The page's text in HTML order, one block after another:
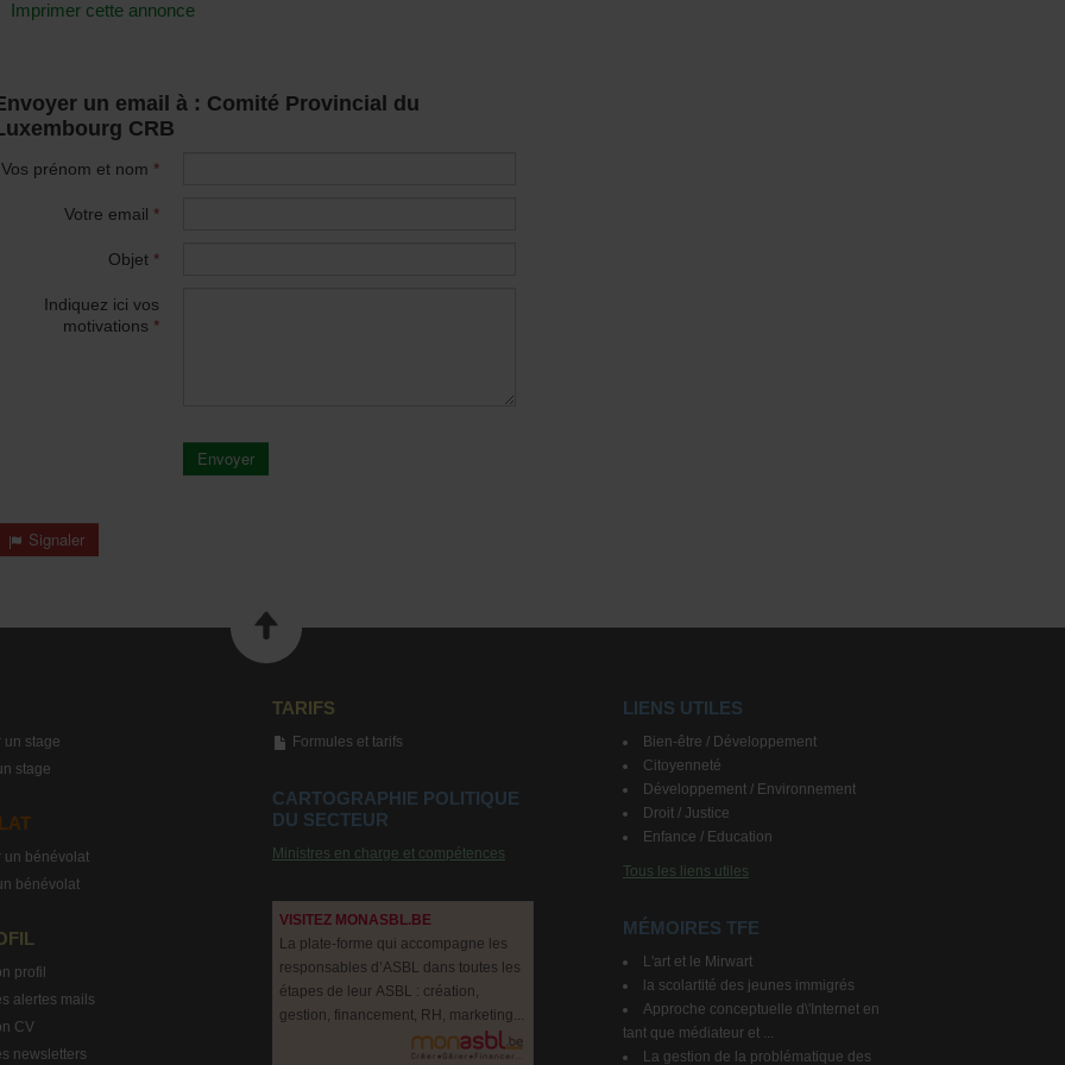
Imprimer cette annonce
un email à : Comité Provincial du
CRB
Vos prénom et nom *
Votre email *
Objet *
Indiquez ici vos
motivations *
Envoyer
Signaler
un stage
stage
un bénévolat
bénévolat
profil
alertes mails
CV
newsletters
TARIFS
Formules et tarifs
CARTOGRAPHIE POLITIQUE
DU SECTEUR
Ministres en charge et compétences
VISITEZ MONASBL.BE
La plate-forme qui accompagne les
responsables d’ASBL dans toutes les
étapes de leur ASBL : création,
gestion, financement, RH, marketing...
LIENS UTILES
Bien-être / Développement
Citoyenneté
Développement / Environnement
Droit / Justice
Enfance / Education
Tous les liens utiles
MÉMOIRES TFE
L'art et le Mirwart
la scolartité des jeunes immigrés
Approche conceptuelle d\'Internet en
tant que médiateur et ...
La gestion de la problématique des